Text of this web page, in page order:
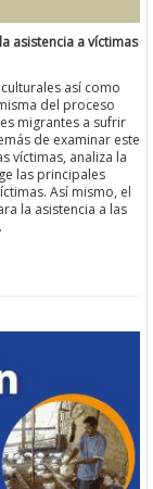
asistencia a víctimas
así como
del proceso
migrantes a sufrir
de examinar este
víctimas, analiza la
las principales
Así mismo, el
la asistencia a las